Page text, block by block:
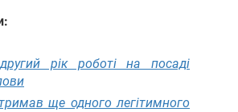
рік роботі на посаді
ще одного легітимного